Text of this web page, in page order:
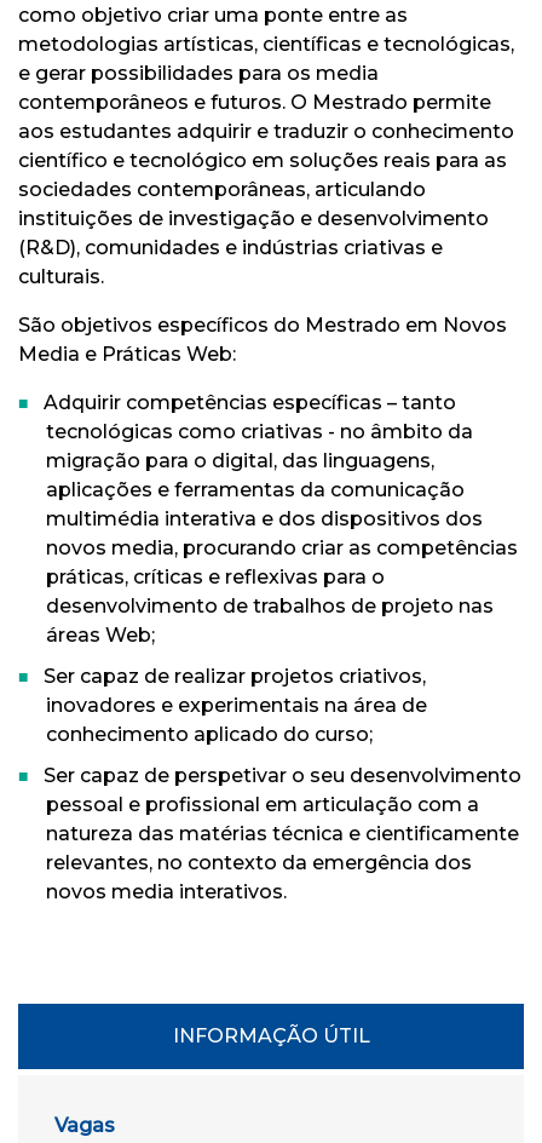
como objetivo criar uma ponte entre as
metodologias artísticas, científicas e tecnológicas,
e gerar possibilidades para os media
contemporâneos e futuros. O Mestrado permite
aos estudantes adquirir e traduzir o conhecimento
científico e tecnológico em soluções reais para as
sociedades contemporâneas, articulando
instituições de investigação e desenvolvimento
(R&D), comunidades e indústrias criativas e
culturais.
São objetivos específicos do Mestrado em Novos
Media e Práticas Web:
Adquirir competências específicas – tanto
tecnológicas como criativas - no âmbito da
migração para o digital, das linguagens,
aplicações e ferramentas da comunicação
multimédia interativa e dos dispositivos dos
novos media, procurando criar as competências
práticas, críticas e reflexivas para o
desenvolvimento de trabalhos de projeto nas
áreas Web;
Ser capaz de realizar projetos criativos,
inovadores e experimentais na área de
conhecimento aplicado do curso;
Ser capaz de perspetivar o seu desenvolvimento
pessoal e profissional em articulação com a
natureza das matérias técnica e cientificamente
relevantes, no contexto da emergência dos
novos media interativos.
INFORMAÇÃO ÚTIL
Vagas